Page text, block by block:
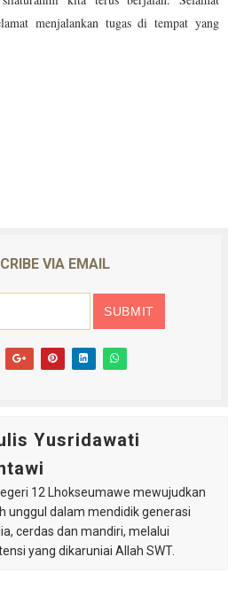
menjalankan tugas di tempat yang
VIA EMAIL
Yusridawati
12 Lhokseumawe mewujudkan
unggul dalam mendidik generasi
cerdas dan mandiri, melalui
yang dikaruniai Allah SWT.